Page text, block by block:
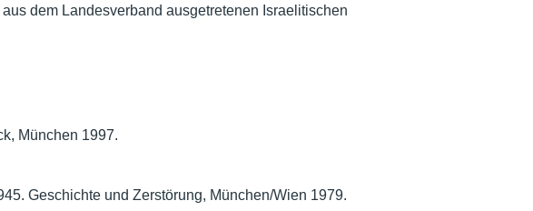
dem Landesverband ausgetretenen Israelitischen
München 1997.
Geschichte und Zerstörung, München/Wien 1979.